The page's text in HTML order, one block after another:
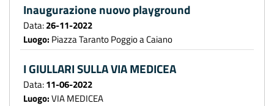
Inaugurazione nuovo playground
Data:26-11-2022
Luogo: Piazza Taranto Poggio a Caiano
I GIULLARI SULLA VIA MEDICEA
Data:11-06-2022
Luogo:VIA MEDICEA